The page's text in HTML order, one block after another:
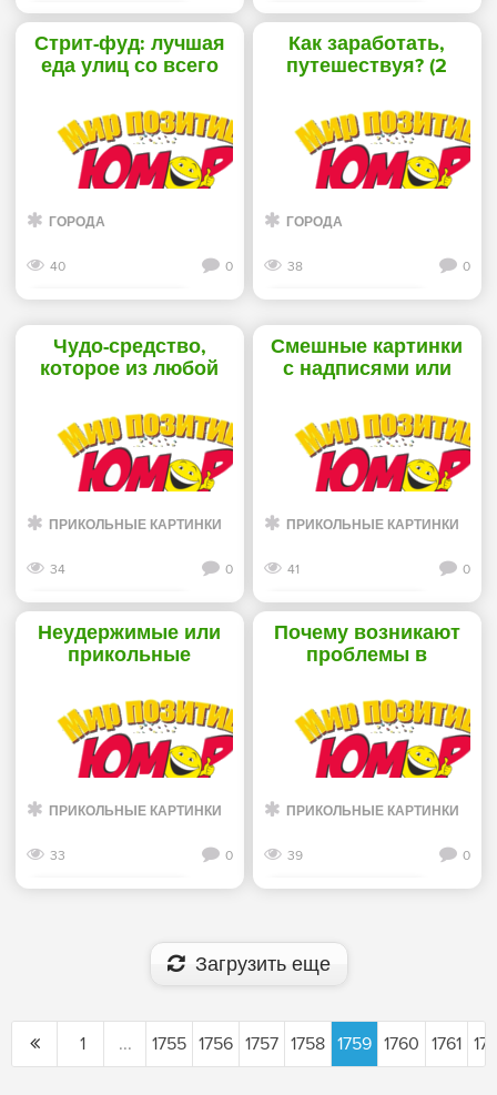
Смотреть дальше Смотреть дальше
Стрит-фуд: лучшая
еда улиц со всего
«Хорошее
настроение»
ГОРОДА
40 0
Как заработать,
путешествуя? (2
настроение»
ГОРОДА
38 0
Чудо-средство,
которое из любой
красавицу -
«Хорошее
настроение»
ПРИКОЛЬНЫЕ КАРТИНКИ
34 0
Смотреть дальше
Смешные картинки
с надписями или
злится - «Хорошее
настроение»
ПРИКОЛЬНЫЕ КАРТИНКИ
41 0
Смотреть дальше
Неудержимые или
прикольные
«Хорошее
настроение»
ПРИКОЛЬНЫЕ КАРТИНКИ
33 0
Почему возникают
проблемы в
«Хорошее
настроение»
ПРИКОЛЬНЫЕ КАРТИНКИ
39 0
Загрузить еще
1 ... 1755 1756 1757 1758 1759 1760 1761